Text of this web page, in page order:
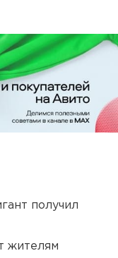
получил
жителям